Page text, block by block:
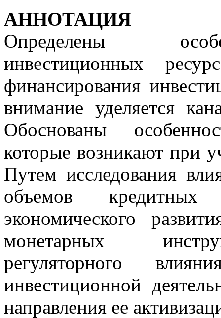
АННОТАЦИЯ
Определены
инвестиционных
финансирования
внимание уделяется
Обоснованы
которые возникают при
Путем исследования
объемов
экономического
монетарных
регуляторного
инвестиционной
направления ее